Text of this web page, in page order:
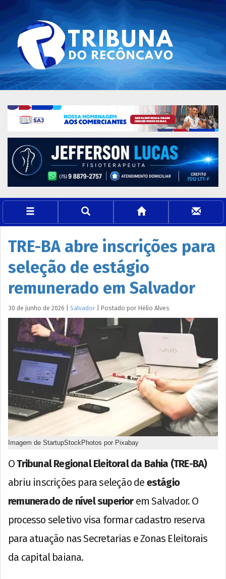
TRE-BA abre inscrições para
seleção de estágio
remunerado em Salvador
30 de junho de 2026 Salvador Postado por Hélio Alves
Imagem de StartupStockPhotos por Pixabay
OTribunal Regional Eleitoral da Bahia (TRE-BA)
abriu inscrições para seleção de estágio
remunerado de nível superiorem Salvador. O
processo seletivo visa formar cadastro reserva
para atuação nas Secretarias e Zonas Eleitorais
da capital baiana.